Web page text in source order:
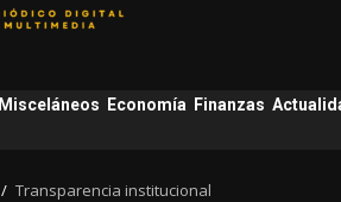
Misceláneos Economía Finanzas
Transparencia institucional